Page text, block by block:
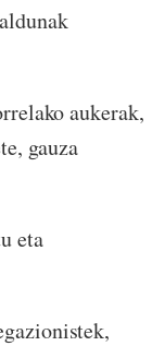
aukerak,
gauza
eta